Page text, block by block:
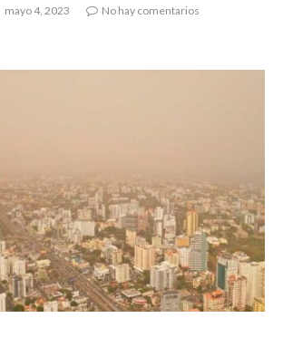
mayo 4, 2023
No hay comentarios